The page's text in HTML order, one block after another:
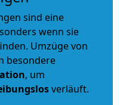
sind eine
wenn sie
Umzüge von
besondere
, um
verläuft.